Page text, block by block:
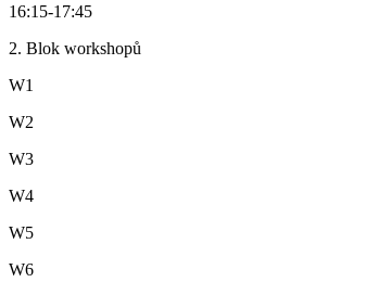
16:15-17:45
2. Blok workshopů
W1
W2
W3
W4
W5
W6